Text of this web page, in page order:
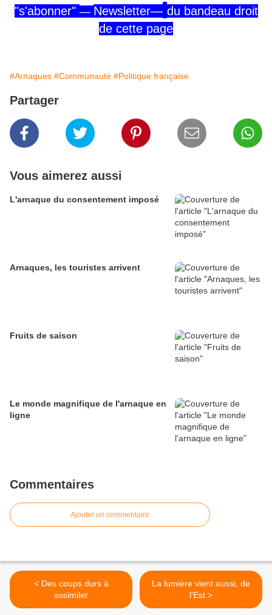
"s'abonner" — Newsletter— du bandeau droit
de cette page
#Arnaques #Communauté #Politique française
Partager
Vous aimerez aussi
L'arnaque du consentement imposé
Arnaques, les touristes arrivent
Fruits de saison
Le monde magnifique de l'arnaque en
ligne
Commentaires
Ajouter un commentaire
< Des coups durs à
assimiler
La lumière vient aussi, de
l'Est >